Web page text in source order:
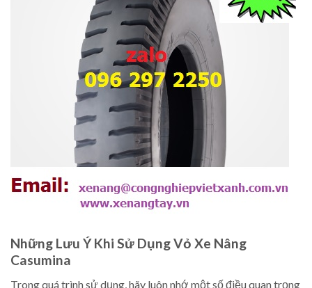
Những Lưu Ý Khi Sử Dụng Vỏ Xe Nâng
Casumina
Trong quá trình sử dụng, hãy luôn nhớ một số điều quan trọng